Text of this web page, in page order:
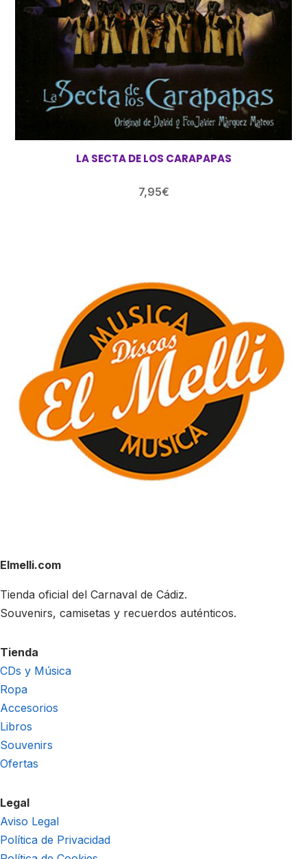
LA SECTA DE LOS CARAPAPAS
7,95€
Elmelli.com
Tienda oficial del Carnaval de Cádiz.
Souvenirs, camisetas y recuerdos auténticos.
Tienda
CDs y Música
Ropa
Accesorios
Libros
Souvenirs
Ofertas
Legal
Aviso Legal
Política de Privacidad